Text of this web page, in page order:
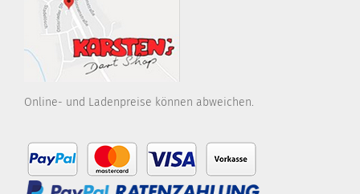
Online- und Ladenpreise können abweichen.